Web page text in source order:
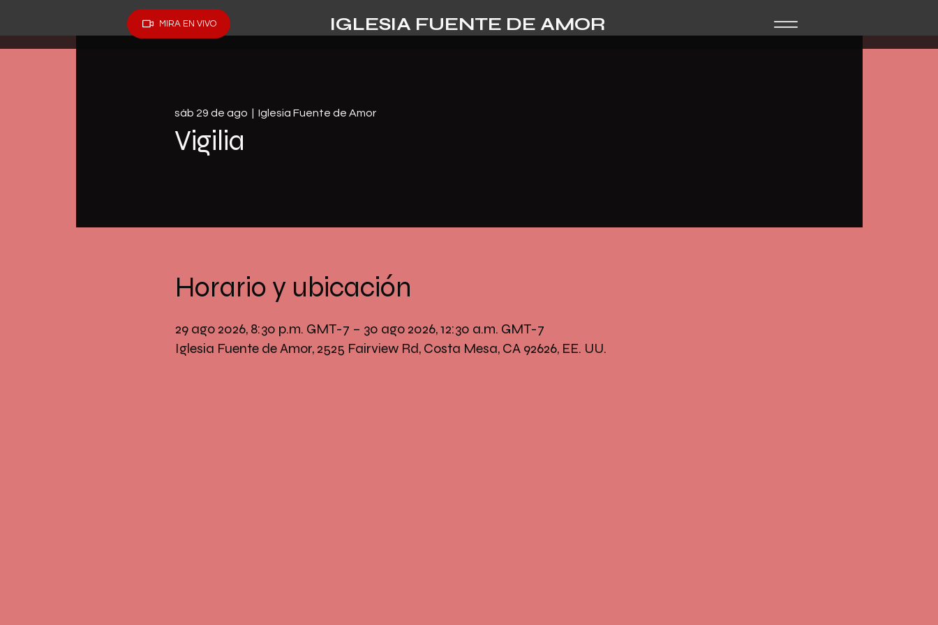
MIRA EN VIVO IGLESIA FUENTE DE AMOR
sáb 29 de ago Iglesia Fuente de Amor
Vigilia
Horario y ubicación
29 ago 2026, 8:30 p.m. GMT-7 – 30 ago 2026, 12:30 a.m. GMT-7
Iglesia Fuente de Amor, 2525 Fairview Rd, Costa Mesa, CA 92626, EE. UU.